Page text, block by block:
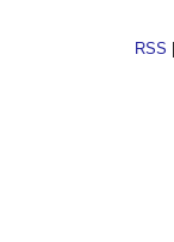
RSS